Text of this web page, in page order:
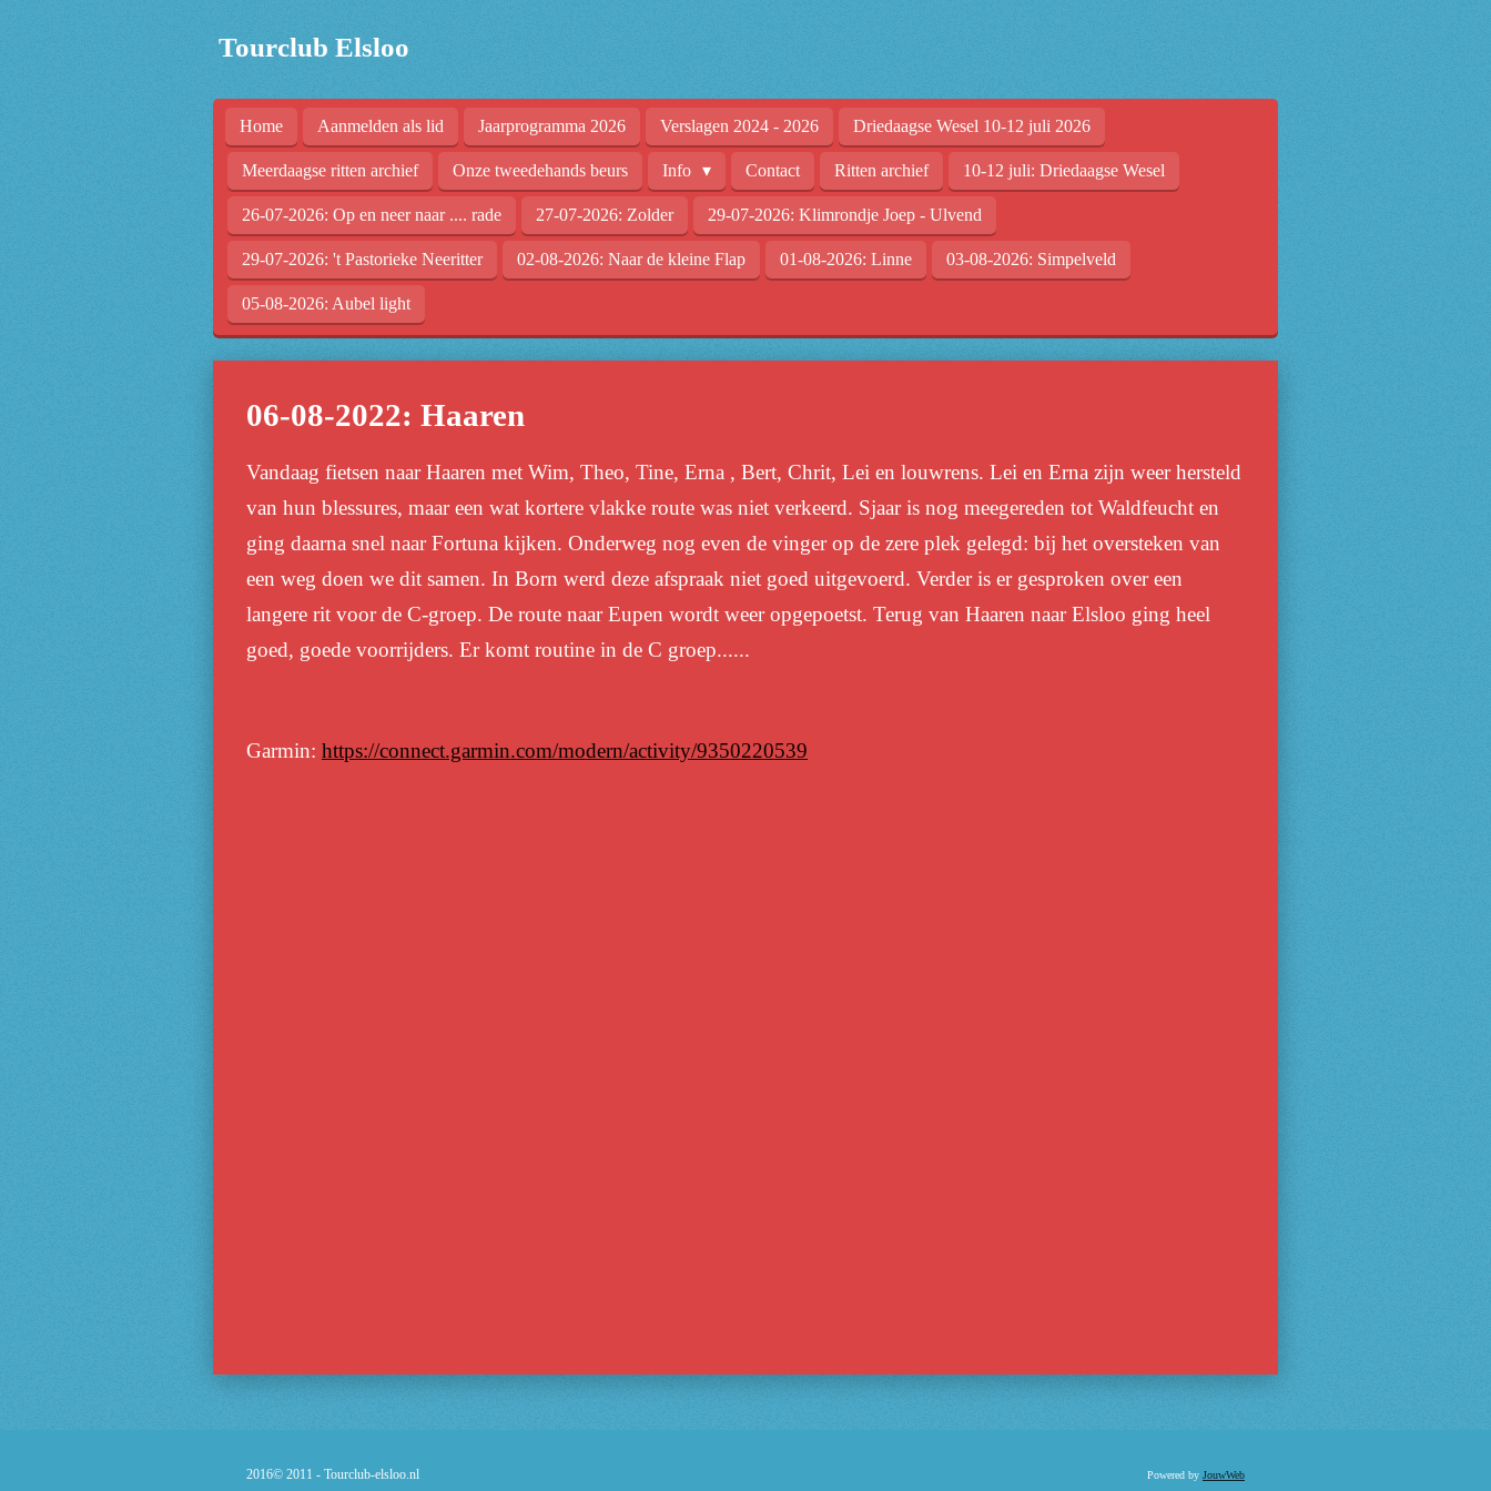
Tourclub Elsloo
Home Aanmelden als lid Jaarprogramma 2026 Verslagen 2024 - 2026 Driedaagse Wesel 10-12 juli 2026
Meerdaagse ritten archief Onze tweedehands beurs Info Contact Ritten archief 10-12 juli: Driedaagse Wesel
26-07-2026: Op en neer naar .... rade 27-07-2026: Zolder 29-07-2026: Klimrondje Joep - Ulvend
29-07-2026: 't Pastorieke Neeritter 02-08-2026: Naar de kleine Flap 01-08-2026: Linne 03-08-2026: Simpelveld
05-08-2026: Aubel light
06-08-2022: Haaren
Vandaag fietsen naar Haaren met Wim, Theo, Tine, Erna , Bert, Chrit, Lei en louwrens. Lei en Erna zijn weer hersteld
van hun blessures, maar een wat kortere vlakke route was niet verkeerd. Sjaar is nog meegereden tot Waldfeucht en
ging daarna snel naar Fortuna kijken. Onderweg nog even de vinger op de zere plek gelegd: bij het oversteken van
een weg doen we dit samen. In Born werd deze afspraak niet goed uitgevoerd. Verder is er gesproken over een
langere rit voor de C-groep. De route naar Eupen wordt weer opgepoetst. Terug van Haaren naar Elsloo ging heel
goed, goede voorrijders. Er komt routine in de C groep......
Garmin: https://connect.garmin.com/modern/activity/9350220539
2016© 2011 - Tourclub-elsloo.nl Powered by JouwWeb